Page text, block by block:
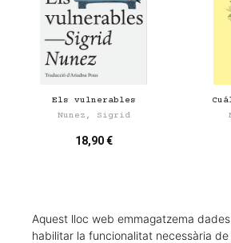
Els vulnerables
Nunez, Sigrid
18,90 €
Aquest lloc web emmagatzema
habilitar la funcionalitat necessària